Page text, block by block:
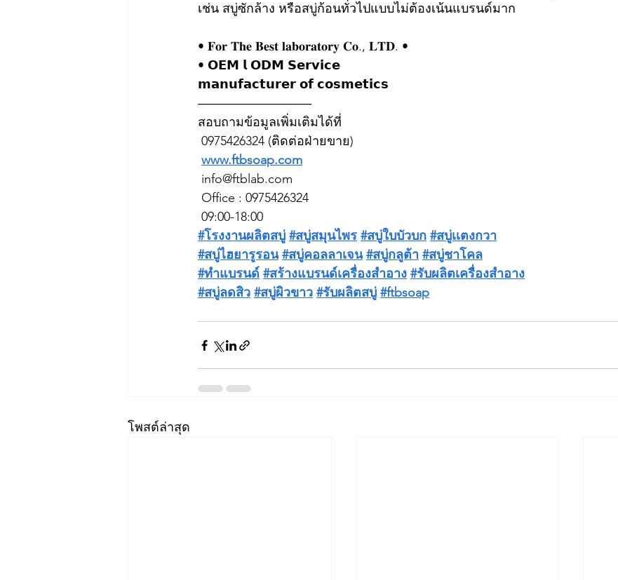
เช่น สบู่ซักล้าง หรือสบู่ก้อนทั่วไปแบบไม่ต้องเน้นแบรนด์มาก
• 𝐅𝐨𝐫 𝐓𝐡𝐞 𝐁𝐞𝐬𝐭 𝐥𝐚𝐛𝐨𝐫𝐚𝐭𝐨𝐫𝐲 𝐂𝐨., 𝐋𝐓𝐃. •
• 𝗢𝗘𝗠 𝗹 𝗢𝗗𝗠 𝗦𝗲𝗿𝘃𝗶𝗰𝗲
𝗺𝗮𝗻𝘂𝗳𝗮𝗰𝘁𝘂𝗿𝗲𝗿 𝗼𝗳 𝗰𝗼𝘀𝗺𝗲𝘁𝗶𝗰𝘀
―――――――――
สอบถามข้อมูลเพิ่มเติมได้ที่
0975426324 (ติดต่อฝ่ายขาย)
www.ftbsoap.com
info@ftblab.com
Office : 0975426324
09:00-18:00
#โรงงานผลิตสบู่ #สบู่สมุนไพร #สบู่ใบบัวบก #สบู่เเตงกวา
#สบู่ไฮยารูรอน #สบู่คอลลาเจน #สบู่กลูต้า #สบู่ชาโคล
#ทำแบรนด์ #สร้างแบรนด์เครื่องสำอาง #รับผลิตเครื่องสำอาง
#สบู่ลดสิว #สบู่ผิวขาว #รับผลิตสบู่ #ftbsoap
โพสต์ล่าสุด